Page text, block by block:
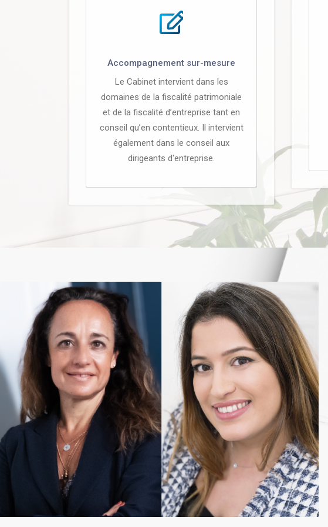
Accompagnement sur-mesure
Le Cabinet intervient dans les
domaines de la fiscalité patrimoniale
et de la fiscalité d’entreprise tant en
conseil qu’en contentieux. Il intervient
également dans le conseil aux
dirigeants d'entreprise.